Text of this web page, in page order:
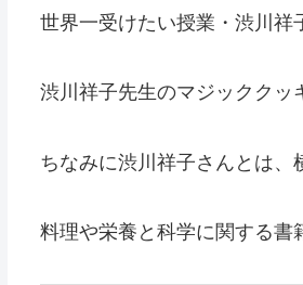
世界一受けたい授業・渋川祥
渋川祥子先生のマジッククッ
ちなみに渋川祥子さんとは、
料理や栄養と科学に関する